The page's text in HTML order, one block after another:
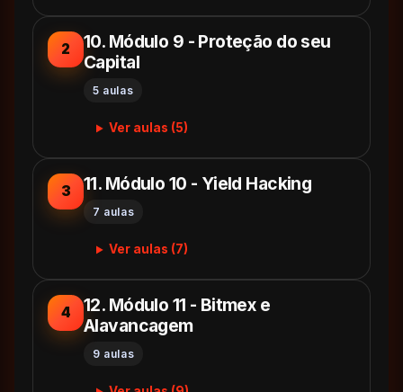
2
10. Módulo 9 - Proteção do seu
Capital
5 aulas
Ver aulas (5)
3 11. Módulo 10 - Yield Hacking
7 aulas
Ver aulas (7)
4
12. Módulo 11 - Bitmex e
Alavancagem
9 aulas